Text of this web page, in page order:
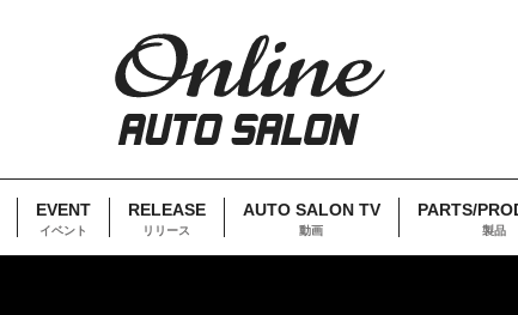
EVENT
イベント
RELEASE
リリース
AUTO SALON TV
動画
PARTS/
製品